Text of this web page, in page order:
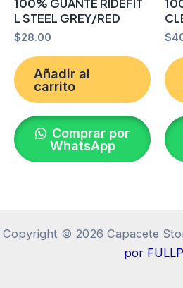
100% GUANTE RIDEFIT
L STEEL GREY/RED
$28.00
Añadir al
carrito
Comprar por
WhatsApp
$
Copyright © 2026 Capacete
por